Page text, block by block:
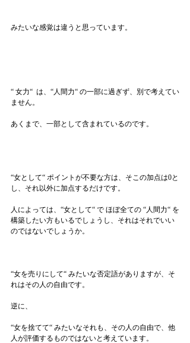
みたいな感覚は違うと思っています。
“ 女力“  は、“人間力“ の一部に過ぎず、別で考えてい
ません。
あくまで、一部として含まれているのです。
“女として“ ポイントが不要な方は、そこの加点は0と
し、それ以外に加点するだけです。
人によっては、“女として“ で ほぼ全ての “人間力“ を
構築したい方もいるでしょうし、それはそれでいい
のではないでしょうか。
“女を売りにして“ みたいな否定語がありますが、そ
れはその人の自由です。
逆に、
“女を捨てて“ みたいなそれも、その人の自由で、他
人が評価するものではないと考えています。